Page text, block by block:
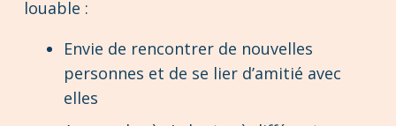
louable :
Envie de rencontrer de nouvelles
personnes et de se lier d’amitié avec
elles